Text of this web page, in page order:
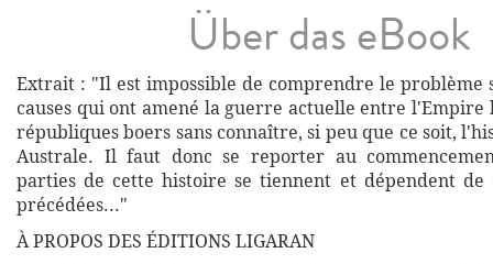
Über das eBook
Extrait : "Il est impossible de comprendre le problème
causes qui ont amené la guerre actuelle entre
républiques boers sans connaître, si peu que ce soit,
Australe. Il faut donc se reporter au
parties de cette histoire se tiennent et dépendent de
précédées..."
À PROPOS DES ÉDITIONS LIGARAN